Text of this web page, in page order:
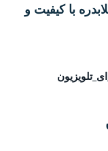
با کیفیت و